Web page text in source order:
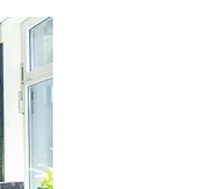
van het Vlietland college